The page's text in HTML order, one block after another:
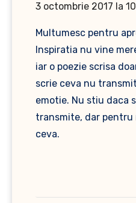
3 octombrie 2017 la
Multumesc pentru
Inspiratia nu vine
iar o poezie scrisa
scrie ceva nu
emotie. Nu stiu daca
transmite, dar pentru
ceva.